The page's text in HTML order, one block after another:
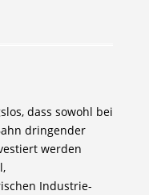
dass sowohl bei
dringender
werden
Industrie-